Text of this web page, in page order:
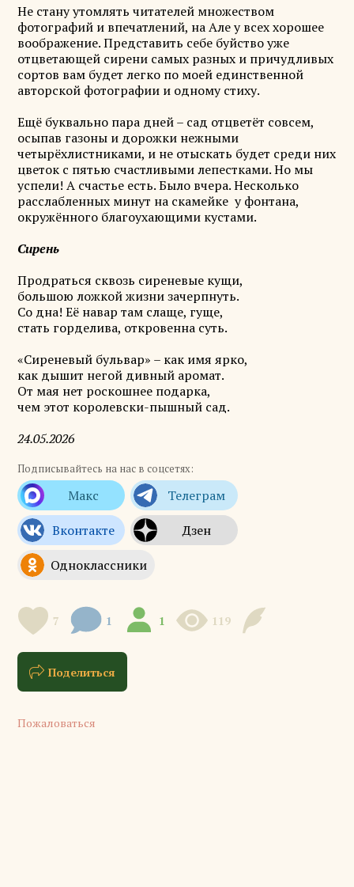
Не стану утомлять читателей множеством
фотографий и впечатлений, на Але у всех хорошее
воображение. Представить себе буйство уже
отцветающей сирени самых разных и причудливых
сортов вам будет легко по моей единственной
авторской фотографии и одному стиху.
Ещё буквально пара дней – сад отцветёт совсем,
осыпав газоны и дорожки нежными
четырёхлистниками, и не отыскать будет среди них
цветок с пятью счастливыми лепестками. Но мы
успели! А счастье есть. Было вчера. Несколько
расслабленных минут на скамейке у фонтана,
окружённого благоухающими кустами.
Сирень
Продраться сквозь сиреневые кущи,
большою ложкой жизни зачерпнуть.
Со дна! Её навар там слаще, гуще,
стать горделива, откровенна суть.
«Сиреневый бульвар» – как имя ярко,
как дышит негой дивный аромат.
От мая нет роскошнее подарка,
чем этот королевски-пышный сад.
24.05.2026
Подписывайтесь на нас в соцсетях:
7 1 1 119
Поделиться
Пожаловаться